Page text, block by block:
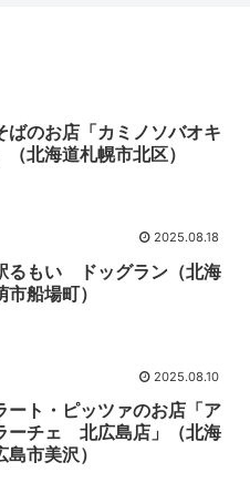
ばのお店「カミノソバオキ
（北海道札幌市北区）
2025.08.18
るもい ドッグラン（北海
市船場町）
2025.08.10
ート・ピッツァのお店「ア
ーチェ 北広島店」（北海
島市美沢）